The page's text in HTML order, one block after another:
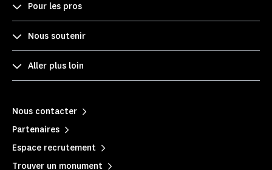
Pour les pros
Nous soutenir
Aller plus loin
Nous contacter
Partenaires
Espace recrutement
Trouver un monument